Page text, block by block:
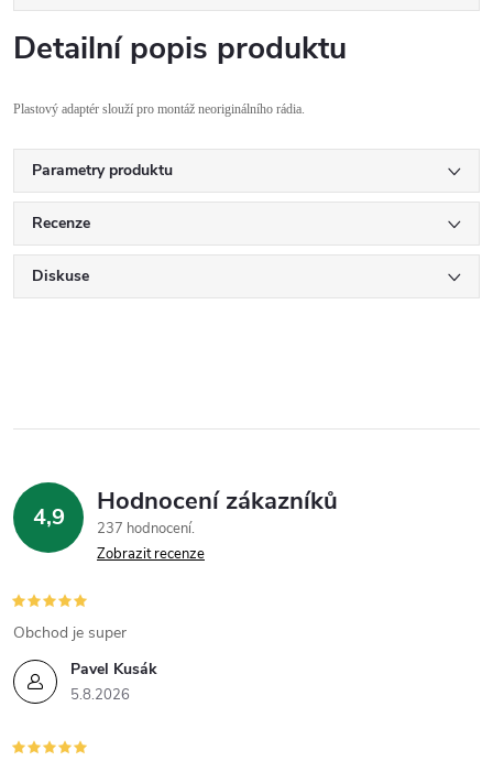
Detailní popis produktu
Plastový adaptér slouží pro montáž neoriginálního rádia.
Parametry produktu
Recenze
Diskuse
4,9 Hodnocení zákazníků
237 hodnocení
Zobrazit recenze
Pavel Kusák
5.8.2026
Obchod je super